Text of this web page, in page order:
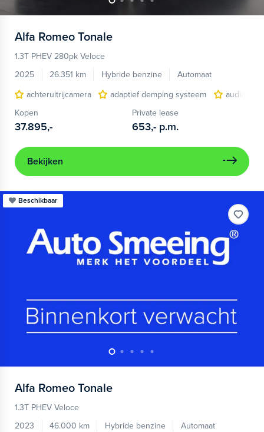
Alfa Romeo Tonale
1.3T PHEV 280pk Veloce
2025
26.351 km Hybride benzine
Automaat
achteruitrijcamera
adaptief demping systeem
audio
Kopen
37.895,-
Private lease
653,- p.m.
Bekijken
Beschikbaar
Alfa Romeo Tonale
1.3T PHEV Veloce
2023
46.000 km Hybride benzine
Automaat